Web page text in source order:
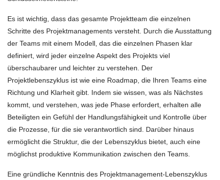
Es ist wichtig, dass das gesamte Projektteam die einzelnen
Schritte des Projektmanagements versteht. Durch die Ausstattung
der Teams mit einem Modell, das die einzelnen Phasen klar
definiert, wird jeder einzelne Aspekt des Projekts viel
überschaubarer und leichter zu verstehen. Der
Projektlebenszyklus ist wie eine Roadmap, die Ihren Teams eine
Richtung und Klarheit gibt. Indem sie wissen, was als Nächstes
kommt, und verstehen, was jede Phase erfordert, erhalten alle
Beteiligten ein Gefühl der Handlungsfähigkeit und Kontrolle über
die Prozesse, für die sie verantwortlich sind. Darüber hinaus
ermöglicht die Struktur, die der Lebenszyklus bietet, auch eine
möglichst produktive Kommunikation zwischen den Teams.
Eine gründliche Kenntnis des Projektmanagement-Lebenszyklus